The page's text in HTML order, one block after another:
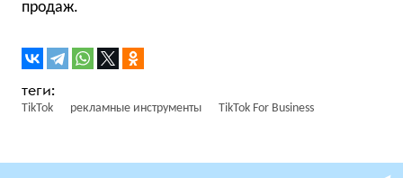
продаж.
TikTok рекламные инструменты TikTok For Business